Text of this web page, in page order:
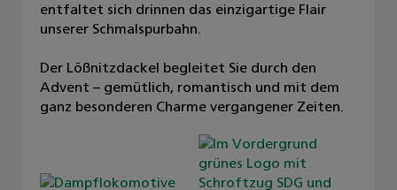
entfaltet sich drinnen das einzigartige Flair
unserer Schmalspurbahn.
Der Lößnitzdackel begleitet Sie durch den
Advent – gemütlich, romantisch und mit dem
ganz besonderen Charme vergangener Zeiten.